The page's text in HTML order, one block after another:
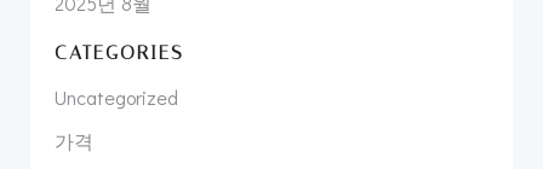
CATEGORIES
Uncategorized
가격